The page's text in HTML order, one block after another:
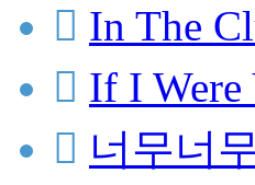
 In The
 If I
 너무너